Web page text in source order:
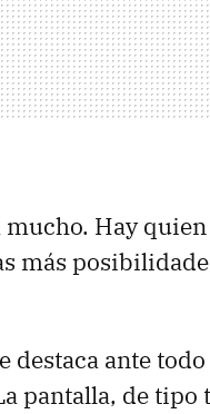
mucho. Hay
más
destaca ante
pantalla, de